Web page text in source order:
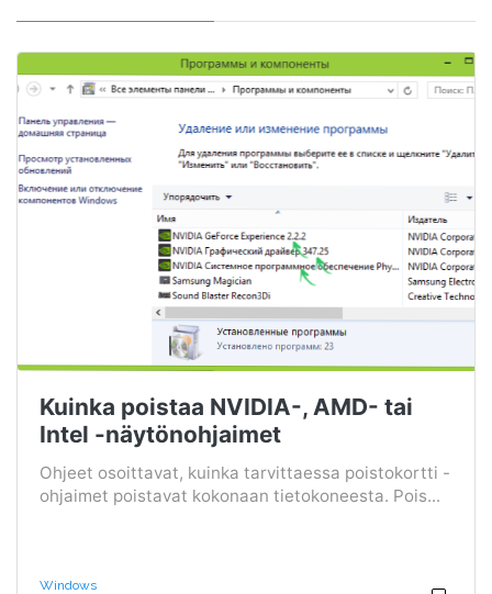
Kuinka poistaa NVIDIA-, AMD- tai
Intel -näytönohjaimet
Ohjeet osoittavat, kuinka tarvittaessa poistokortti -
ohjaimet poistavat kokonaan tietokoneesta. Pois...
Windows